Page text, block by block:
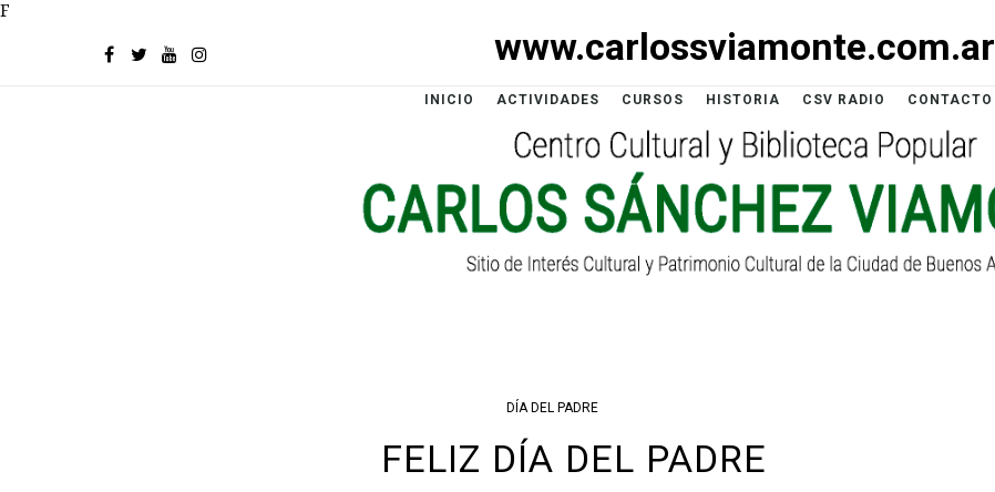
F
www.carlossviamonte.com.ar
INICIO ACTIVIDADES CURSOS HISTORIA CSV RADIO CONTACTO
DÍA DEL PADRE
FELIZ DÍA DEL PADRE